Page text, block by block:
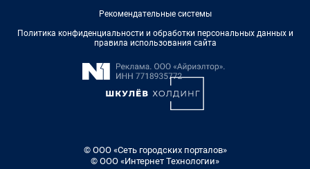
Рекомендательные системы
Политика конфиденциальности и обработки персональных данных и
правила использования сайта
© ООО «Сеть городских порталов»
© ООО «Интернет Технологии»